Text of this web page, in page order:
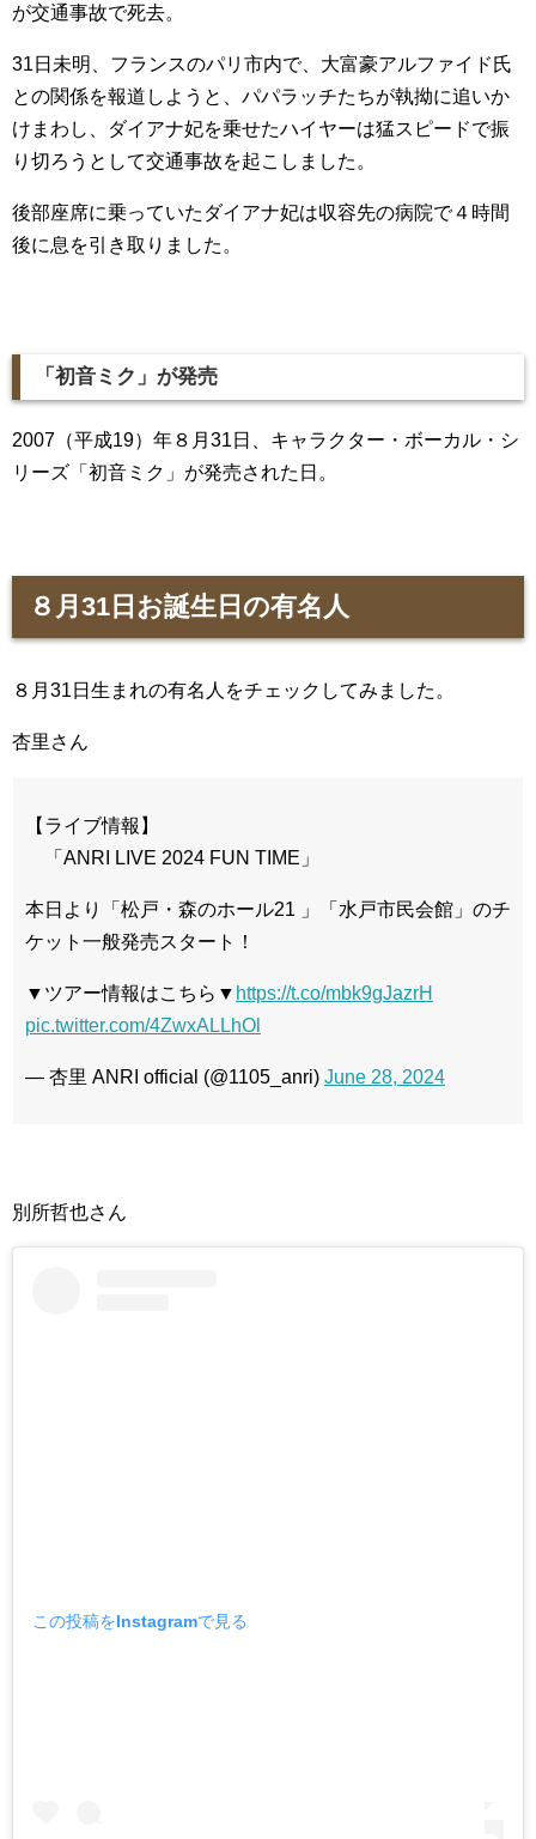
が交通事故で死去。
31日未明、フランスのパリ市内で、大富豪アルファイド氏
との関係を報道しようと、パパラッチたちが執拗に追いか
けまわし、ダイアナ妃を乗せたハイヤーは猛スピードで振
り切ろうとして交通事故を起こしました。
後部座席に乗っていたダイアナ妃は収容先の病院で４時間
後に息を引き取りました。
「初音ミク」が発売
2007（平成19）年８月31日、キャラクター・ボーカル・シ
リーズ「初音ミク」が発売された日。
８月31日お誕生日の有名人
８月31日生まれの有名人をチェックしてみました。
杏里さん
【ライブ情報】
「ANRI LIVE 2024 FUN TIME」
本日より「松戸・森のホール21 」「水戸市民会館」のチ
ケット一般発売スタート！
▼ツアー情報はこちら▼ https://t.co/mbk9gJazrH
pic.twitter.com/4ZwxALLhOl
— 杏里 ANRI official (@1105_anri) June 28, 2024
別所哲也さん
この投稿をInstagramで見る